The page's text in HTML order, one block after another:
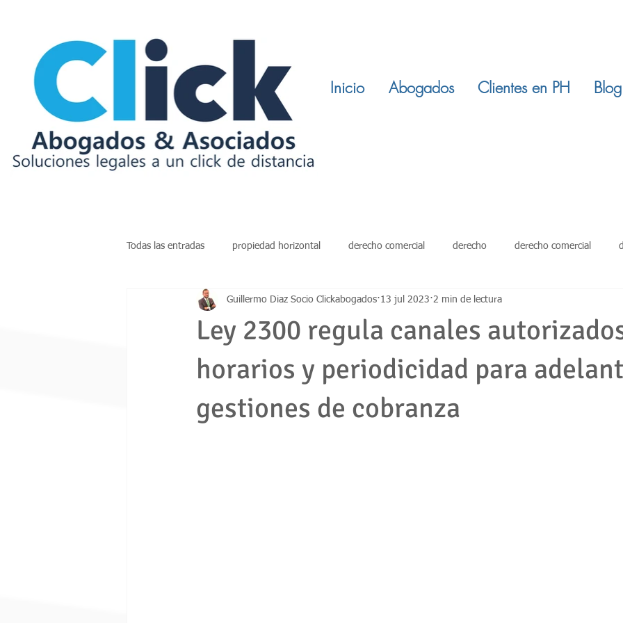
Inicio Abogados Clientes en PH Blog
Todas las entradas propiedad horizontal derecho comercial derecho derecho comercial
insolvencia deudas arrendamientos restitucion inmuebles ley 820 de 2003
economia solidaria fondo de empleados cooperativas tributario impuestos
Ley 1480 de 2011 ley 675 de 2001 empresas accion de tutela
Ley 2300 regula canales
horarios y periodicidad para
gestiones de cobranza
Guillermo Diaz Socio Clickabogados 13 jul 2023 2 min de lectura